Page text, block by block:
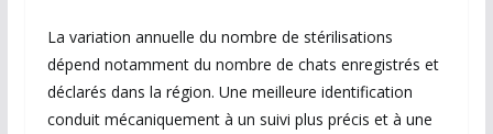
La variation annuelle du nombre de stérilisations
dépend notamment du nombre de chats enregistrés et
déclarés dans la région. Une meilleure identification
conduit mécaniquement à un suivi plus précis et à une